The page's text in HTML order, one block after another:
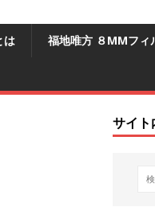
は 福地唯方 ８MMフィ
サイト